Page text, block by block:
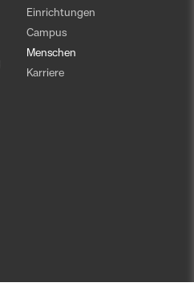
Einrichtungen
Campus
Menschen
Karriere